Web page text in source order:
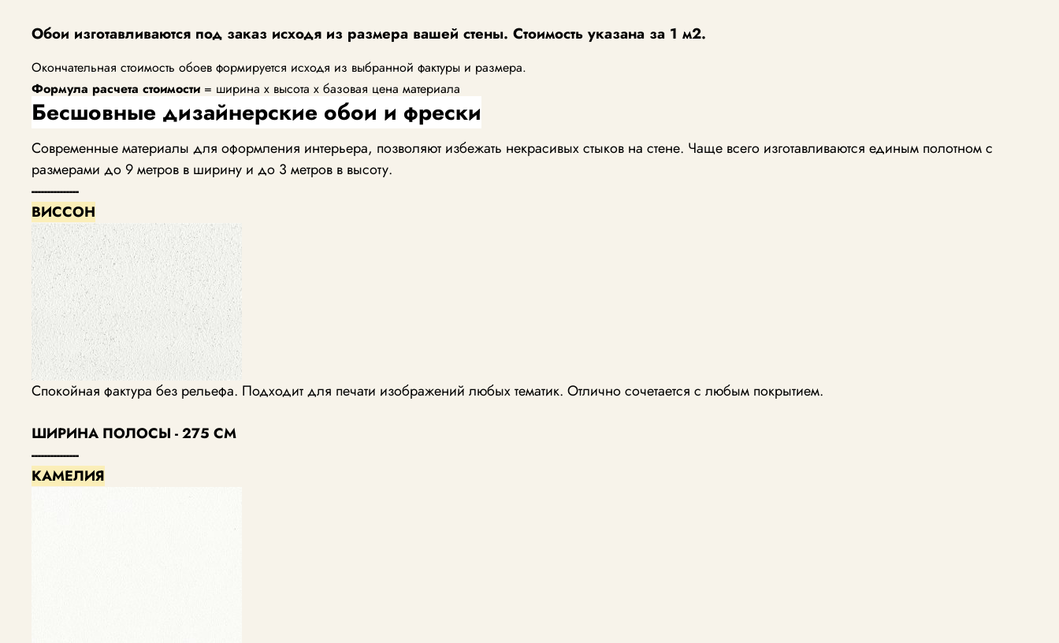
Обои изготавливаются под заказ исходя из размера вашей стены. Стоимость указана за 1 м2.
Окончательная стоимость обоев формируется исходя из выбранной фактуры и размера.
Формула расчета стоимости = ширина х высота х базовая цена материала
Бесшовные дизайнерские обои и фрески
Современные материалы для оформления интерьера, позволяют избежать некрасивых стыков на стене. Чаще всего изготавливаются единым полотном с
размерами до 9 метров в ширину и до 3 метров в высоту.
---------------
ВИССОН
Спокойная фактура без рельефа. Подходит для печати изображений любых тематик. Отлично сочетается с любым покрытием.
ШИРИНА ПОЛОСЫ - 275 СМ
---------------
КАМЕЛИЯ